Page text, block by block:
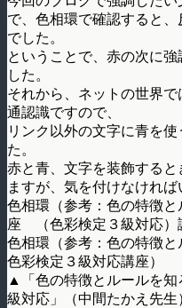
で、色相環で確認すると
でした。
ということで、赤の次に
した。
それから、ネットの世界
通認識ですので、
リンク以外の文字に青を
た。
赤と青、文字を装飾する
ますが、気を付けなければ
色相環（参考：色の特徴
座 （色彩検定３級対応）
色相環（参考：色の特徴
色彩検定３級対応講座）
▲「色の特徴とルールを
級対応」（中間たかえ先